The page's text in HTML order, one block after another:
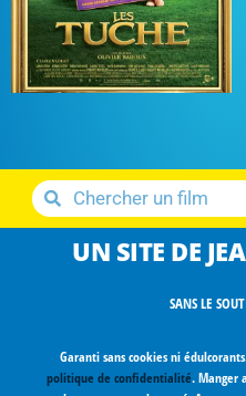
UN SITE DE
SANS LE
Garanti sans cookies ni
politique de confidentialité. Manger